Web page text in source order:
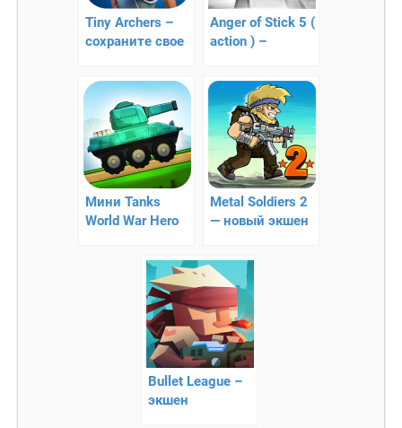
Tiny Archers –
сохраните свое
Anger of Stick 5 (
action ) –
сражение
Мини Tanks
World War Hero
приключения на
мини-танке
Metal Soldiers 2
— новый экшен
Bullet League –
экшен